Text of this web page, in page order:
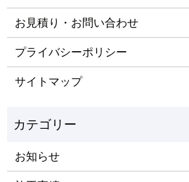
お見積り・お問い合わせ
プライバシーポリシー
サイトマップ
お知らせ